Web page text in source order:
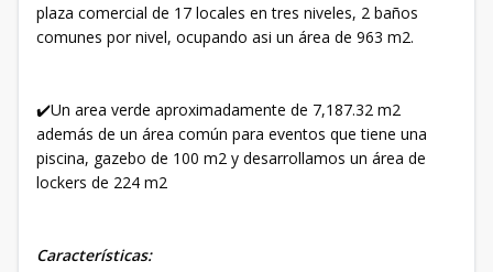
plaza comercial de 17 locales en tres niveles, 2 baños
comunes por nivel, ocupando asi un área de 963 m2.
✔️Un area verde aproximadamente de 7,187.32 m2
además de un área común para eventos que tiene una
piscina, gazebo de 100 m2 y desarrollamos un área de
lockers de 224 m2
Características: